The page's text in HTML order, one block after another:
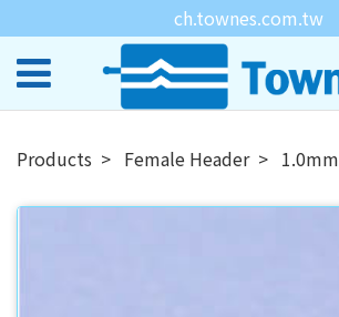
ch.townes.com.tw
Products Female Header 1.0mm